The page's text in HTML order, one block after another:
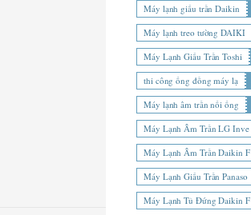
Máy lạnh giấu trần Daikin
Máy lạnh treo tường DAIKI
Máy Lạnh Giấu Trần Toshi
thi công ống đồng máy lạ
Máy lạnh âm trần nối ống
Máy Lạnh Âm Trần LG Inve
Máy Lạnh Âm Trần Daikin F
Máy Lạnh Giấu Trần Panaso
Máy Lạnh Tủ Đứng Daikin F